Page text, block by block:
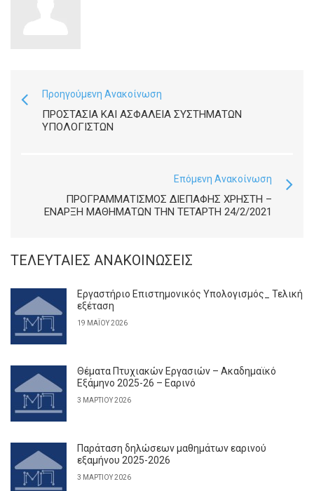
Προηγούμενη Ανακοίνωση
ΠΡΟΣΤΑΣΊΑ ΚΑΙ ΑΣΦΆΛΕΙΑ ΣΥΣΤΗΜΆΤΩΝ
ΥΠΟΛΟΓΙΣΤΏΝ
Επόμενη Ανακοίνωση
ΠΡΟΓΡΑΜΜΑΤΙΣΜΟΣ ΔΙΕΠΑΦΗΣ ΧΡΗΣΤΗ –
ΈΝΑΡΞΗ ΜΑΘΗΜΆΤΩΝ ΤΗΝ ΤΕΤΆΡΤΗ 24/2/2021
ΤΕΛΕΥΤΑΊΕΣ ΑΝΑΚΟΙΝΏΣΕΙΣ
Εργαστήριο Επιστημονικός Υπολογισμός_ Τελική
εξέταση
19 ΜΑΪ́ΟΥ 2026
Θέματα Πτυχιακών Εργασιών – Ακαδημαϊκό
Εξάμηνο 2025-26 – Εαρινό
3 ΜΑΡΤΊΟΥ 2026
Παράταση δηλώσεων μαθημάτων εαρινού
εξαμήνου 2025-2026
3 ΜΑΡΤΊΟΥ 2026